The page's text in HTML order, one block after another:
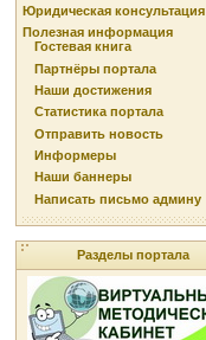
Юридическая консультация
Полезная информация
Гостевая книга
Партнёры портала
Наши достижения
Статистика портала
Отправить новость
Информеры
Наши баннеры
Написать письмо админу
Разделы портала